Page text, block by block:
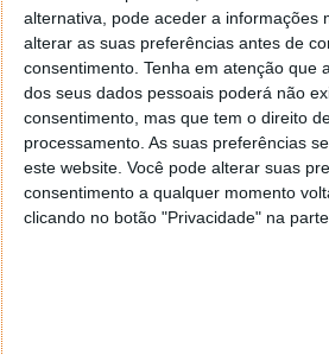
alternativa, pode aceder a informações
alterar as suas preferências antes de
consentimento. Tenha em atenção que
dos seus dados pessoais poderá não
consentimento, mas que tem o direito
processamento. As suas preferências
este website. Você pode alterar suas
consentimento a qualquer momento
clicando no botão "Privacidade" na
Como saber se o AI or Not
Bom, tentamos verificar se a
mesmo entregar as respostas
Duasimagens submetidas
Creator tiveram sortes